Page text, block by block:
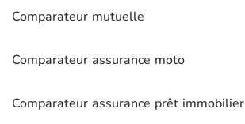
Comparateur mutuelle
Comparateur assurance moto
Comparateur assurance prêt immobilier